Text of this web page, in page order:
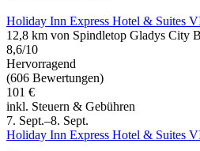
Holiday Inn Express Hotel & Suites
12,8 km von Spindletop Gladys City
8,6/10
Hervorragend
(606 Bewertungen)
101 €
inkl. Steuern & Gebühren
7. Sept.–8. Sept.
Holiday Inn Express Hotel & Suites